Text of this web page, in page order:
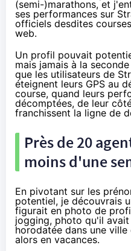
(semi-)marathons, et
ses performances sur
officiels desdites
web.
Un profil pouvait
mais jamais à la
que les utilisateurs de
éteignent leurs GPS au
course, quand leurs
décomptées, de leur
franchissent la ligne de
Près de 20
moins d'une
En pivotant sur les
potentiel, je découvrais
figurait en photo de
jogging, photo qu'il
horodatée dans une
alors en vacances.